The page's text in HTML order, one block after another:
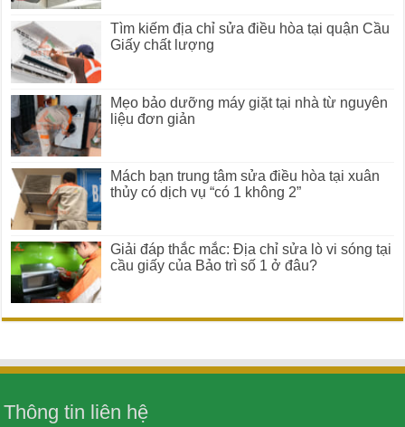
Tìm kiếm địa chỉ sửa điều hòa tại quận Cầu
Giấy chất lượng
Mẹo bảo dưỡng máy giặt tại nhà từ nguyên
liệu đơn giản
Mách bạn trung tâm sửa điều hòa tại xuân
thủy có dịch vụ “có 1 không 2”
Giải đáp thắc mắc: Địa chỉ sửa lò vi sóng tại
cầu giấy của Bảo trì số 1 ở đâu?
Thông tin liên hệ